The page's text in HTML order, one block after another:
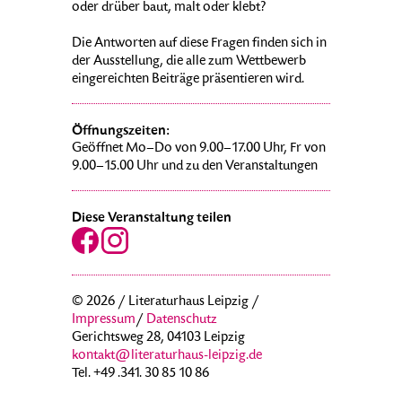
oder drüber baut, malt oder klebt?
Die Antworten auf diese Fragen finden sich in
der Ausstellung, die alle zum Wettbewerb
eingereichten Beiträge präsentieren wird.
Öffnungszeiten:
Geöffnet Mo–Do von 9.00–17.00 Uhr, Fr von
9.00–15.00 Uhr und zu den Veranstaltungen
Diese Veranstaltung teilen
© 2026 / Literaturhaus Leipzig /
Impressum/ Datenschutz
Gerichtsweg 28, 04103 Leipzig
kontakt@literaturhaus-leipzig.de
Tel. +49 .341. 30 85 10 86